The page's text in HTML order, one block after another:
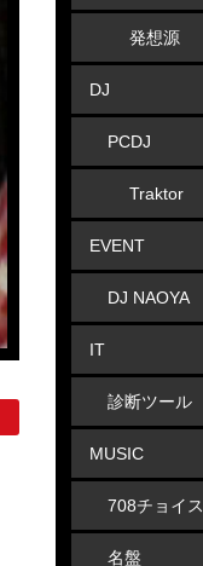
発想源
DJ
PCDJ
Traktor
EVENT
DJ NAOYA
IT
診断ツール
MUSIC
708チョイス
名盤